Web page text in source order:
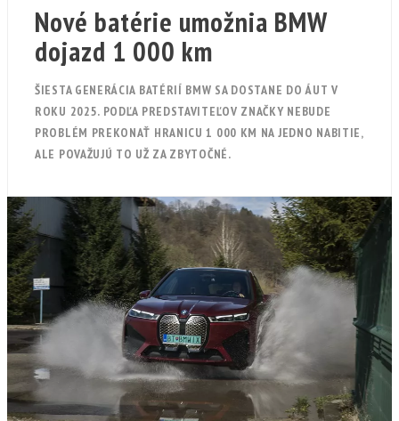
Nové batérie umožnia BMW
dojazd 1 000 km
ŠIESTA GENERÁCIA BATÉRIÍ BMW SA DOSTANE DO ÁUT V
ROKU 2025. PODĽA PREDSTAVITEĽOV ZNAČKY NEBUDE
PROBLÉM PREKONAŤ HRANICU 1 000 KM NA JEDNO NABITIE,
ALE POVAŽUJÚ TO UŽ ZA ZBYTOČNÉ.